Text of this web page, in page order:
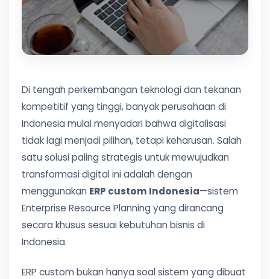
Di tengah perkembangan teknologi dan tekanan
kompetitif yang tinggi, banyak perusahaan di
Indonesia mulai menyadari bahwa digitalisasi
tidak lagi menjadi pilihan, tetapi keharusan. Salah
satu solusi paling strategis untuk mewujudkan
transformasi digital ini adalah dengan
menggunakan ERP custom Indonesia—sistem
Enterprise Resource Planning yang dirancang
secara khusus sesuai kebutuhan bisnis di
Indonesia.
ERP custom bukan hanya soal sistem yang dibuat